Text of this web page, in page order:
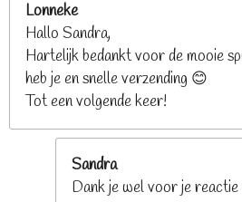
Lonneke
Hallo Sandra,
Hartelijk bedankt voor de mooie
heb je en snelle verzending 😊
Tot een volgende keer!
Sandra
Dank je wel voor je reactie